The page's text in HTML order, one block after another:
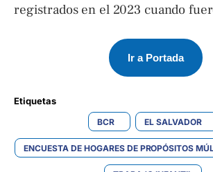
registrados en el 2023 cuando
Ir a Portada
Etiquetas
BCR EL SALVADOR
ENCUESTA DE HOGARES DE PROPÓSITOS